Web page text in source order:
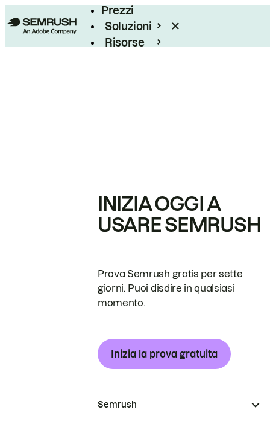
Prezzi
Soluzioni
Risorse
INIZIA OGGI A
USARE SEMRUSH
Prova Semrush gratis per sette
giorni. Puoi disdire in qualsiasi
momento.
Inizia la prova gratuita
Semrush